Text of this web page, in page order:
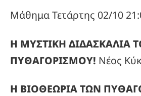
Μάθημα Τετάρτης 02/10
Η ΜΥΣΤΙΚΗ ΔΙΔΑΣΚΑΛΙΑ
ΠΥΘΑΓΟΡΙΣΜΟΥ! Νέος
Η ΒΙΟΘΕΩΡΙΑ ΤΩΝ